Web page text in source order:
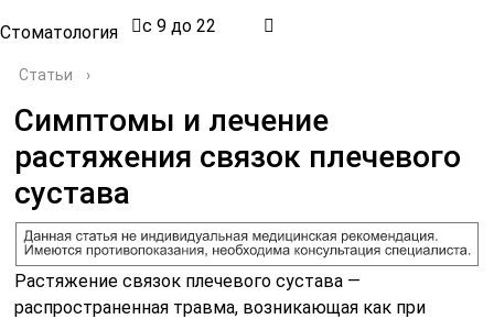
Стоматология с 9 до 22
Статьи ›
Симптомы и лечение
растяжения связок плечевого
сустава
Растяжение связок плечевого сустава —
распространенная травма, возникающая как при